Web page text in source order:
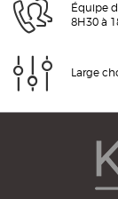
Équipe
8H30 à
Large